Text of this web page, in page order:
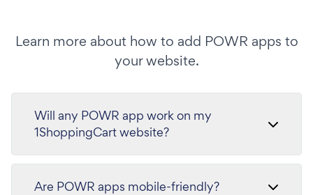
Learn more about how to add POWR apps to
your website.
Will any POWR app work on my
1ShoppingCart website?
Are POWR apps mobile-friendly?